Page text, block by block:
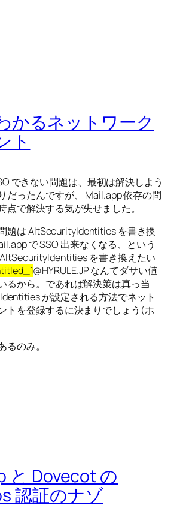
かるネットワーク
ト
できない問題は、最初は解決しよう
だったんですが、 Mail.app 依存の問
点で解決する気が失せました。
題は AltSecurityIdentities を書き換
で SSO 出来なくなる、という
を書き換えたい
@HYRULE.JP なんてダサい値
るから。であれば解決策は真っ当
が設定される方法でネット
トを登録するに決まりでしょう(ホ
るのみ。
と Dovecot の
認証のナゾ